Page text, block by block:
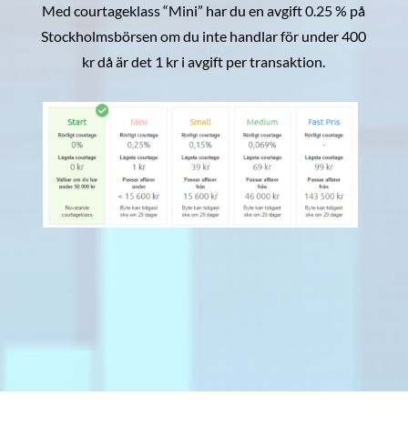
Med courtageklass “Mini” har du en avgift 0.25 % på
Stockholmsbörsen om du inte handlar för under 400
kr då är det 1 kr i avgift per transaktion.